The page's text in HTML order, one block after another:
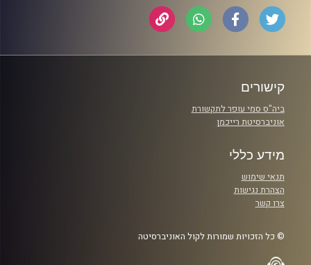
קישורים
ביה"ס סמי עופר לתקשורת
אוניברסיטת רייכמן
מידע כללי
תנאי שימוש
הצהרת נגישות
צרו קשר
© כל הזכויות שמורות לקול האוניברסיטה